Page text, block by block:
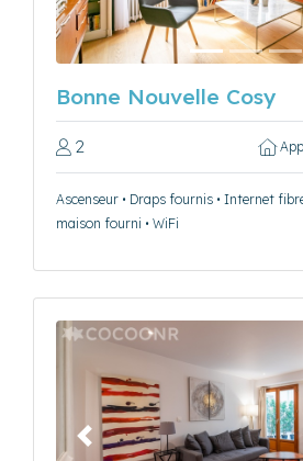
Bonne Nouvelle Cosy
2
Ascenseur • Draps fournis • Internet
maison fourni • WiFi
Précédent